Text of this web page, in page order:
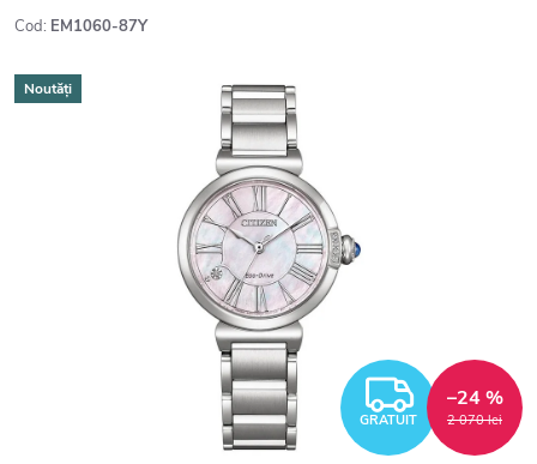
Cod: EM1060-87Y
Noutăți
GRATUIT 2 070 lei
–24 %